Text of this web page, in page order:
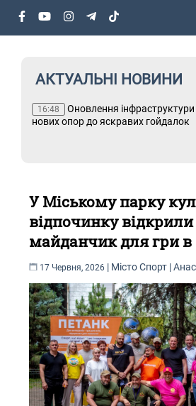
АКТУАЛЬНІ НОВИНИ
Оновлення інфраструктури
нових опор до яскравих гойдалок
У Міському парку
відпочинку
майданчик для гри в
17 Червня, 2026 | Місто Спорт |